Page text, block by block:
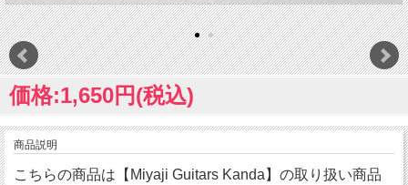
価格:1,650円(税込)
商品説明
こちらの商品は【Miyaji Guitars Kanda】の取り扱い商品